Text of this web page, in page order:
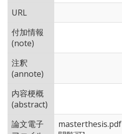
URL
付加情報
(note)
注釈
(annote)
内容梗概
(abstract)
論文電子
masterthesis.pdf